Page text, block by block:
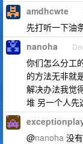
amdhcwte
先打听一下油
nanoha
你们怎么分工
的方法无非就
解决办法我觉
堆 另一个人先
@nanoha 没